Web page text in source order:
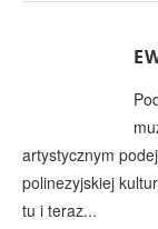
artystycznym
polinezyjskiej
tu i teraz...